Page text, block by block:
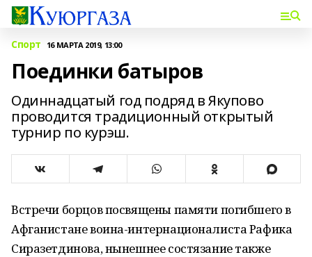
Спорт 16 МАРТА 2019, 13:00
Поединки батыров
Одиннадцатый год подряд в Якупово
проводится традиционный открытый
турнир по курэш.
Встречи борцов посвящены памяти погибшего в
Афганистане воина-интернационалиста Рафика
Сиразетдинова, нынешнее состязание также